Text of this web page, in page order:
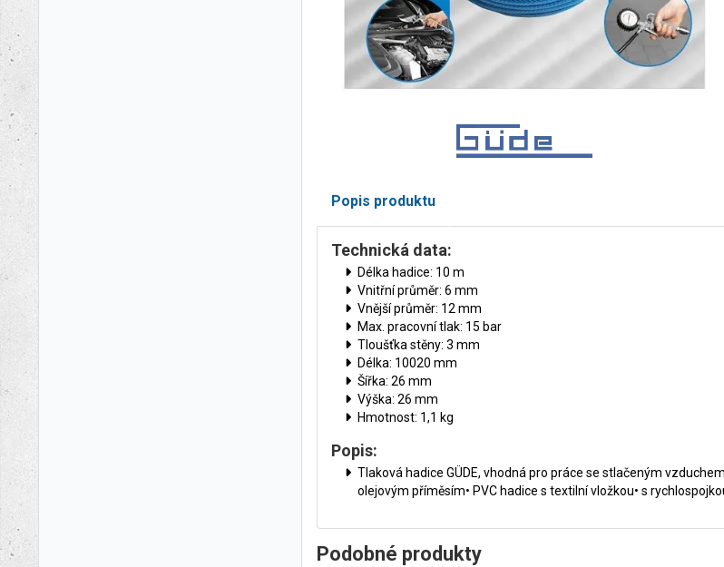
Popis produktu
Technická data:
Délka hadice: 10 m
Vnitřní průměr: 6 mm
Vnější průměr: 12 mm
Max. pracovní tlak: 15 bar
Tloušťka stěny: 3 mm
Délka: 10020 mm
Šířka: 26 mm
Výška: 26 mm
Hmotnost: 1,1 kg
Popis:
Tlaková hadice GÜDE, vhodná pro práce se stlačeným
olejovým příměsím• PVC hadice s textilní vložkou• s
Podobné produkty